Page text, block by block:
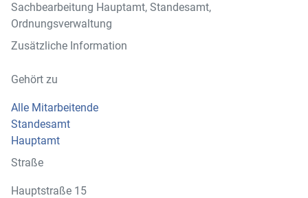
Sachbearbeitung Hauptamt, Standesamt,
Ordnungsverwaltung
Zusätzliche Information
Gehört zu
Alle Mitarbeitende
Standesamt
Hauptamt
Straße
Hauptstraße 15